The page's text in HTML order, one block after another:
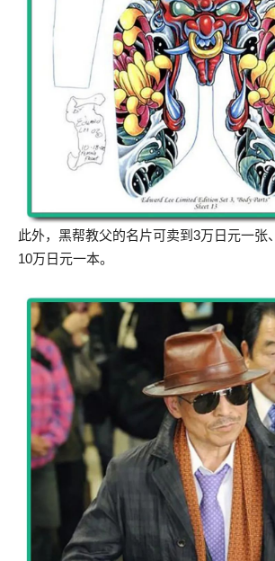
此外，黑帮教父的名片可卖到3万日元一张
10万日元一本。